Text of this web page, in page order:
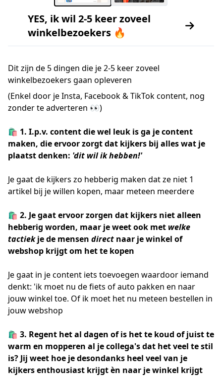
YES, ik wil 2-5 keer zoveel
winkelbezoekers 🔥
Dit zijn de 5 dingen die je 2-5 keer zoveel
winkelbezoekers gaan opleveren
(Enkel door je Insta, Facebook & TikTok content, nog
zonder te adverteren 👀)
🛍️ 1. I.p.v. content die wel leuk is ga je content
maken, die ervoor zorgt dat kijkers bij alles wat je
plaatst denken: 'dit wil ik hebben!'
Je gaat de kijkers zo hebberig maken dat ze niet 1
artikel bij je willen kopen, maar meteen meerdere
🛍️ 2. Je gaat ervoor zorgen dat kijkers niet alleen
hebberig worden, maar je weet ook met welke
tactiekje de mensen direct naar je winkel of
webshop krijgt om het te kopen
Je gaat in je content iets toevoegen waardoor iemand
denkt: 'ik moet nu de fiets of auto pakken en naar
jouw winkel toe. Of ik moet het nu meteen bestellen in
jouw webshop
🛍️ 3. Regent het al dagen of is het te koud of juist te
warm en mopperen al je collega's dat het veel te stil
is? Jij weet hoe je desondanks heel veel van je
kijkers enthousiast krijgt èn naar je winkel krijgt